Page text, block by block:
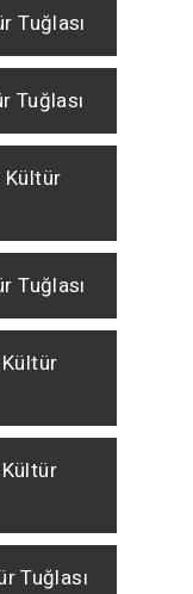
Tuğlası
Tuğlası
Kültür
Tuğlası
Tuğlası